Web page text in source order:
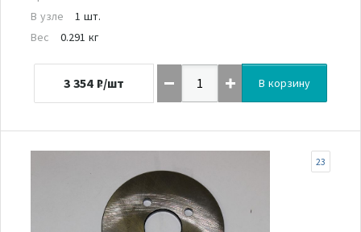
В узле
1 шт.
Вес
0.291 кг
3 354 ₽/шт В корзину
23